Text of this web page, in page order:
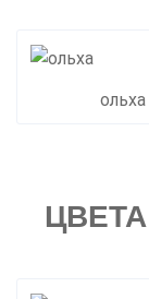
ольха